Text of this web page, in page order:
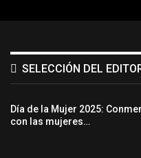
SELECCIÓN DEL
Día de la Mujer 2025:
con las mujeres…